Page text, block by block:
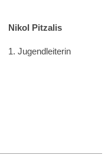
Nikol Pitzalis
1. Jugendleiterin